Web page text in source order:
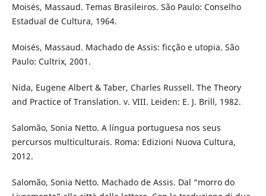
Moisés, Massaud. Temas Brasileiros. São Paulo: Conselho
Estadual de Cultura, 1964.
Moisés, Massaud. Machado de Assis: ficção e utopia. São
Paulo: Cultrix, 2001.
Nida, Eugene Albert & Taber, Charles Russell. The Theory
and Practice of Translation. v. VIII. Leiden: E. J. Brill, 1982.
Salomão, Sonia Netto. A língua portuguesa nos seus
percursos multiculturais. Roma: Edizioni Nuova Cultura,
2012.
Salomão, Sonia Netto. Machado de Assis. Dal “morro do